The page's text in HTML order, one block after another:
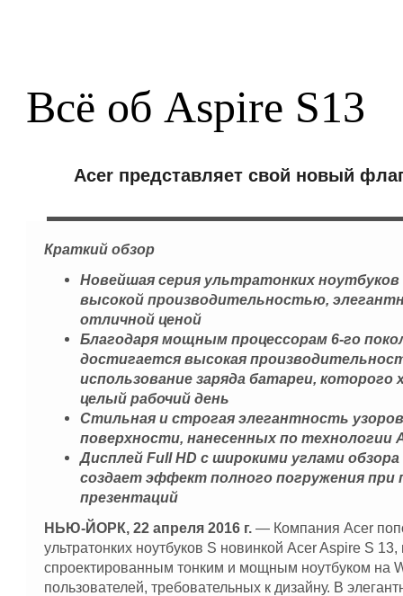
Всё об Aspire S13
Acer представляет свой новый
Краткий обзор
Новейшая серия ультратонких ноутбуков
высокой производительностью,
отличной ценой
Благодаря мощным процессорам 6-го
достигается высокая
использование заряда батареи, которого
целый рабочий день
Стильная и строгая элегантность
поверхности, нанесенных по технологии
Дисплей Full HD с широкими углами
создает эффект полного погружения
презентаций
НЬЮ-ЙОРК, 22 апреля 2016 г.— Компания Acer
ультратонких ноутбуков S новинкой Acer Aspire S
спроектированным тонким и мощным ноутбуком на
пользователей, требовательных к дизайну. В